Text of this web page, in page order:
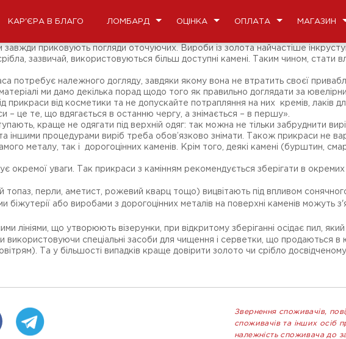
КАР'ЄРА В БЛАГО ЛОМБАРД ОЦІНКА ОПЛАТА МАГАЗИН
завжди приковують погляди оточуючих. Вироби із золота найчастіше
зазвичай, використовуються більш доступні камені. Таким чином,
потребує належного догляду, завдяки якому вона не втратить своєї
ми дамо декілька порад щодо того як правильно доглядати за
від косметики та не допускайте потрапляння на них кремів, лаків
це те, що вдягається в останню чергу, а знімається – в першу».
краще не одягати під верхній одяг: так можна не тільки забруднити
іншими процедурами виріб треба обов’язково знімати. Також прикраси не
металу, так і дорогоцінних каменів. Крім того, деякі камені (бурштин,
окремої уваги. Так прикраси з камінням рекомендується зберігати в
топаз, перли, аметист, рожевий кварц тощо) вицвітають під впливом сонячного
біжутерії або виробами з дорогоцінних металів на поверхні каменів можуть
лініями, що утворюють візерунки, при відкритому зберіганні осідає пил,
використовуючи спеціальні засоби для чищення і серветки, що продаються в
Та у більшості випадків краще довірити золото чи срібло
Звернення споживачів,
споживачів та інших осіб
належність споживача до